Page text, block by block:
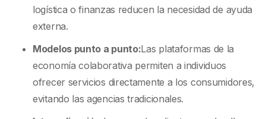
logística o finanzas reducen la necesidad de ayuda
externa.
Modelos punto a punto:Las plataformas de la
economía colaborativa permiten a individuos
ofrecer servicios directamente a los consumidores,
evitando las agencias tradicionales.